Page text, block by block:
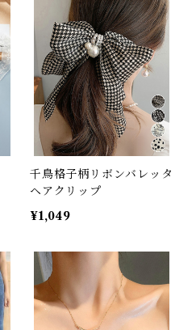
千鳥格子柄リボンバレッタ
ヘアクリップ
¥1,049